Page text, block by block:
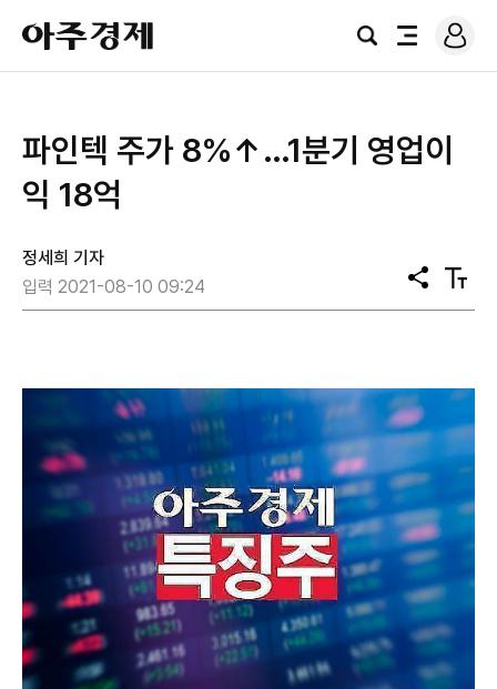
아
주
경
검
전
로
그
파인텍 주가 8%↑…1분기 영업이
익 18억
정세희 기자
입력 2021-08-10 09:24
공
유
텍
스